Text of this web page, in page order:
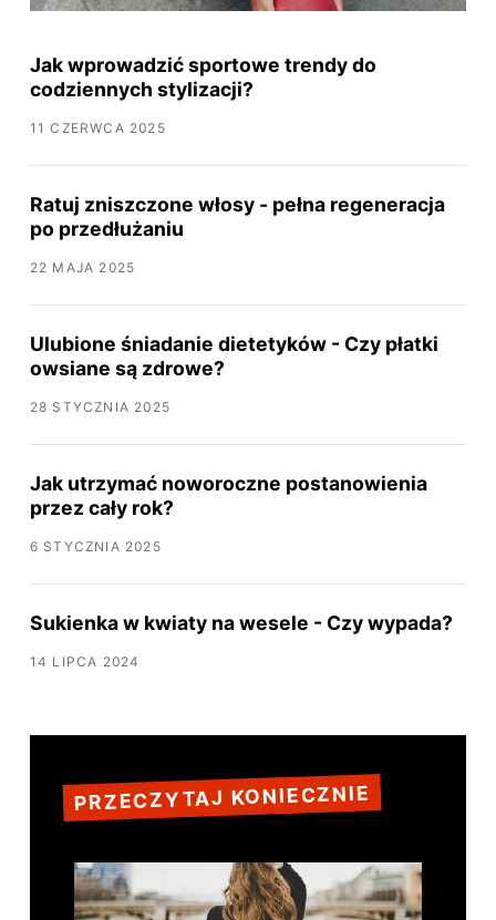
Jak wprowadzić sportowe trendy do
codziennych stylizacji?
11 CZERWCA 2025
Ratuj zniszczone włosy - pełna regeneracja
po przedłużaniu
22 MAJA 2025
Ulubione śniadanie dietetyków - Czy płatki
owsiane są zdrowe?
28 STYCZNIA 2025
Jak utrzymać noworoczne postanowienia
przez cały rok?
6 STYCZNIA 2025
Sukienka w kwiaty na wesele - Czy wypada?
14 LIPCA 2024
PRZECZYTAJ KONIECZNIE